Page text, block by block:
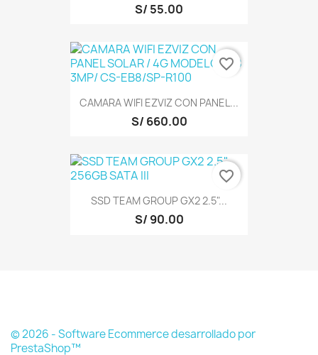
S/ 55.00
CAMARA WIFI EZVIZ CON PANEL...
S/ 660.00
favorite_border
SSD TEAM GROUP GX2 2.5"...
S/ 90.00
favorite_border
© 2026 - Software Ecommerce desarrollado por
PrestaShop™